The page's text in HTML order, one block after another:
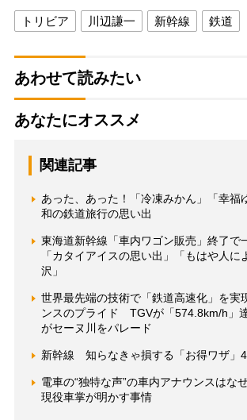
トリビア 川辺謙一 新幹線 鉄道
あわせて読みたい
あなたにオススメ
関連記事
あった、あった！「冷凍みかん」「幸
和の鉄道旅行の思い出
東海道新幹線「車内ワゴン販売」終了
「カタイアイスの思い出」「もはや人に
沢」
世界最先端の技術で「鉄道高速化」を実
ンスのプライド TGVが「574.8km/h」
がセーヌ川をパレード
新幹線 知らなきゃ損する「お得ワザ」
電車の“独特な声”の車内アナウンスはな
現役車掌が明かす事情